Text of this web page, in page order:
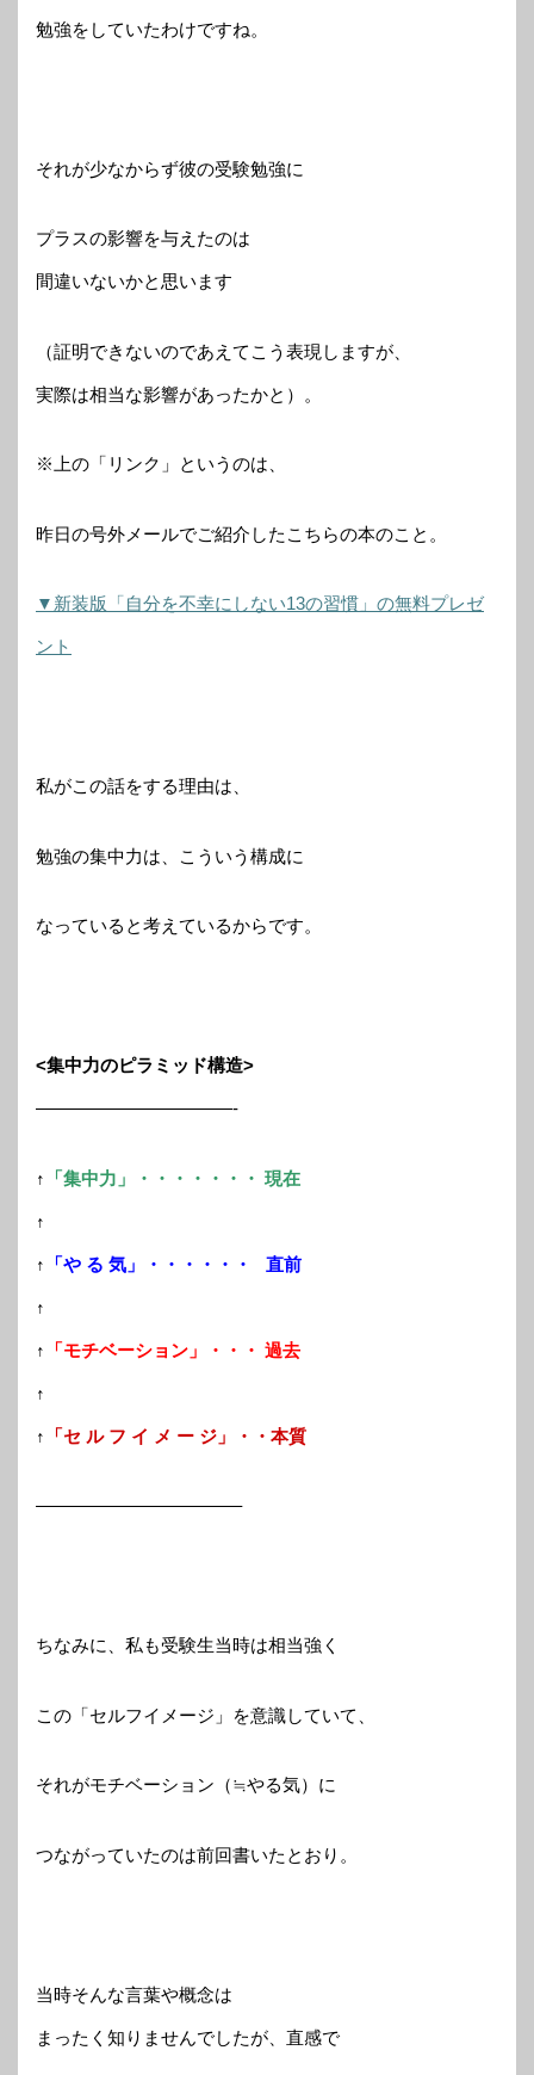
勉強をしていたわけですね。
それが少なからず彼の受験勉強に
プラスの影響を与えたのは
間違いないかと思います
（証明できないのであえてこう表現しますが、
実際は相当な影響があったかと）。
※上の「リンク」というのは、
昨日の号外メールでご紹介したこちらの本のこと。
▼新装版「自分を不幸にしない13の習慣」の無料プレゼ
ント
私がこの話をする理由は、
勉強の集中力は、こういう構成に
なっていると考えているからです。
<集中力のピラミッド構造>
———————————-
↑ 「集中力」・・・・・・・ 現在
↑
↑ 「や る 気」・・・・・・ 直前
↑
↑ 「モチベーション」・・・ 過去
↑
↑ 「セ ル フ イ メ ー ジ」・・本質
———————————–
ちなみに、私も受験生当時は相当強く
この「セルフイメージ」を意識していて、
それがモチベーション（≒やる気）に
つながっていたのは前回書いたとおり。
当時そんな言葉や概念は
まったく知りませんでしたが、直感で